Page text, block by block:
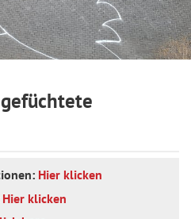
Hier klicken
Hier klicken